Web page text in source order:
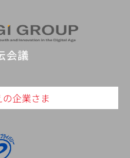
企業さま